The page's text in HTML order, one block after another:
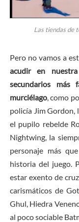
Las tiendas de
Pero no vamos a
acudir en
secundarios
murciélago , como
policía Jim Gordon,
el pupilo rebelde
Nightwing, la
personaje más
historia del juego.
estar exento de
carismáticos de
Ghul, Hiedra
al poco sociable